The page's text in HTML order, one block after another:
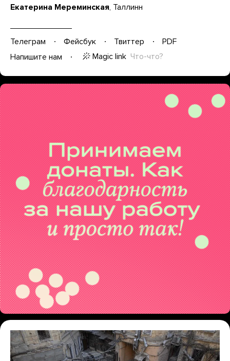
Екатерина Мереминская, Таллинн
Телеграм Фейсбук Твиттер
PDF
Напишите нам
Magic link Что-что?